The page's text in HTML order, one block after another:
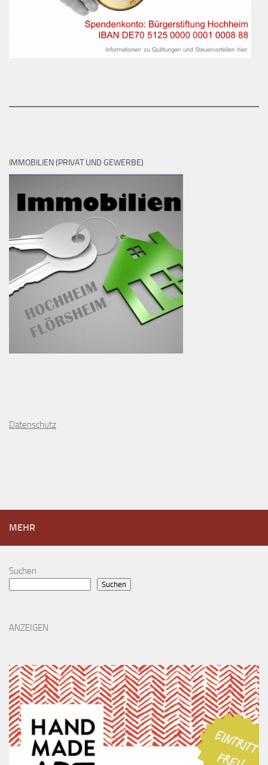
IMMOBILIEN (PRIVAT UND GEWERBE)
Datenschutz
MEHR
Suchen
Suchen
ANZEIGEN